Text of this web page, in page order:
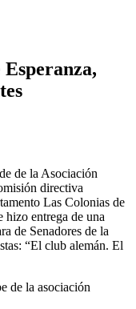
de la Asociación
directiva
Las Colonias de
hizo entrega de una
de Senadores de la
“El club alemán. El
de la asociación